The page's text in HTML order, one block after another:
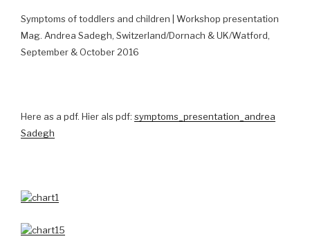
Symptoms of toddlers and children | Workshop presentation
Mag. Andrea Sadegh, Switzerland/Dornach & UK/Watford,
September & October 2016
Here as a pdf. Hier als pdf: symptoms_presentation_andrea
Sadegh